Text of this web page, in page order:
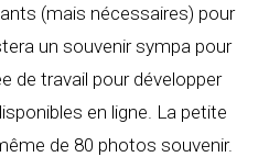
(mais nécessaires) pour
un souvenir sympa pour
de travail pour développer
en ligne. La petite
de 80 photos souvenir.